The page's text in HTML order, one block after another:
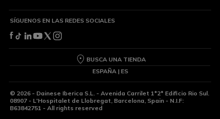
SÍGUENOS EN LAS REDES SOCIALES
BUSCA UNA TIENDA
ESPAÑA | ES
© 2026 - Dainese Iberica S.L. - Avenida Carrilet 1°2° Edificio Rio Sul.
08907 - L'Hospitalet de Llobregat, Barcelona, Spain - N.I.F:
B63842751 - All rights reserved